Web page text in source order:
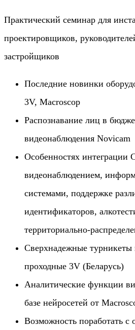
Практический семинар для
проектировщиков,
застройщиков
Последние новинки
3V, Macroscop
Распознавание лиц в
видеонаблюдения Novicam
Особенностях
видеонаблюдением,
системами, поддержке
идентификаторов,
территориально-
Сверхнадежные турникеты
проходные 3V (Беларусь)
Аналитические функции
базе нейросетей от
Возможность поработать с